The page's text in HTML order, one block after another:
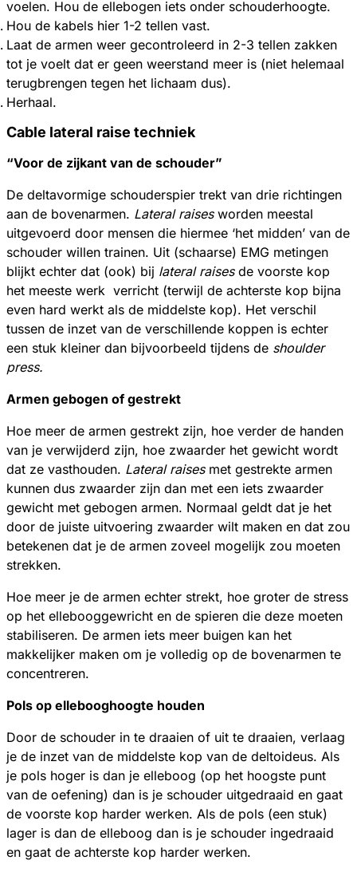
voelen. Hou de ellebogen iets onder schouderhoogte.
Hou de kabels hier 1-2 tellen vast.
Laat de armen weer gecontroleerd in 2-3 tellen zakken
tot je voelt dat er geen weerstand meer is (niet helemaal
terugbrengen tegen het lichaam dus).
Herhaal.
Cable lateral raise techniek
“Voor de zijkant van de schouder”
De deltavormige schouderspier trekt van drie richtingen
aan de bovenarmen. Lateral raises worden meestal
uitgevoerd door mensen die hiermee ‘het midden’ van de
schouder willen trainen. Uit (schaarse) EMG metingen
blijkt echter dat (ook) bij lateral raisesde voorste kop
het meeste werk verricht (terwijl de achterste kop bijna
even hard werkt als de middelste kop). Het verschil
tussen de inzet van de verschillende koppen is echter
een stuk kleiner dan bijvoorbeeld tijdens de shoulder
press.
Armen gebogen of gestrekt
Hoe meer de armen gestrekt zijn, hoe verder de handen
van je verwijderd zijn, hoe zwaarder het gewicht wordt
dat ze vasthouden. Lateral raisesmet gestrekte armen
kunnen dus zwaarder zijn dan met een iets zwaarder
gewicht met gebogen armen. Normaal geldt dat je het
door de juiste uitvoering zwaarder wilt maken en dat zou
betekenen dat je de armen zoveel mogelijk zou moeten
strekken.
Hoe meer je de armen echter strekt, hoe groter de stress
op het ellebooggewricht en de spieren die deze moeten
stabiliseren. De armen iets meer buigen kan het
makkelijker maken om je volledig op de bovenarmen te
concentreren.
Pols op ellebooghoogte houden
Door de schouder in te draaien of uit te draaien, verlaag
je de inzet van de middelste kop van de deltoideus. Als
je pols hoger is dan je elleboog (op het hoogste punt
van de oefening) dan is je schouder uitgedraaid en gaat
de voorste kop harder werken. Als de pols (een stuk)
lager is dan de elleboog dan is je schouder ingedraaid
en gaat de achterste kop harder werken.